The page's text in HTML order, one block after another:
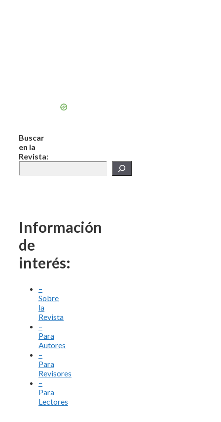
Buscar
en la
Revista:
Información
de
interés:
–
Sobre
la
Revista
–
Para
Autores
–
Para
Revisores
–
Para
Lectores